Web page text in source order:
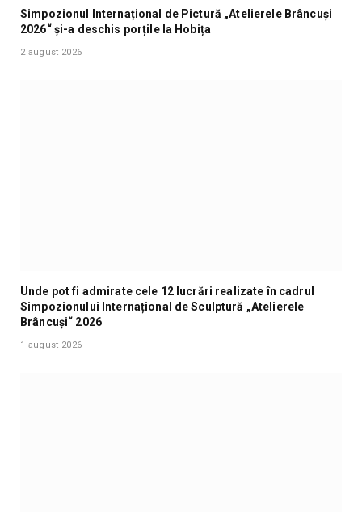
Simpozionul Internațional de Pictură „Atelierele Brâncuși
2026“ și-a deschis porțile la Hobița
2 august 2026
Unde pot fi admirate cele 12 lucrări realizate în cadrul
Simpozionului Internațional de Sculptură „Atelierele
Brâncuși“ 2026
1 august 2026